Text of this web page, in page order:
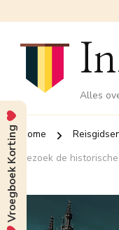
Alles
Home
Bezoek de
Vroegboek Korting